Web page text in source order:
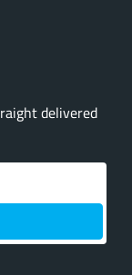
delivered